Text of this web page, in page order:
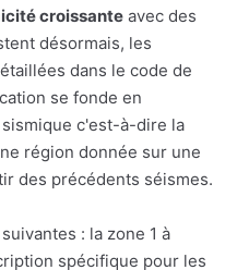
croissante avec des
désormais, les
dans le code de
se fonde en
c'est-à-dire la
région donnée sur une
des précédents séismes.
: la zone 1 à
spécifique pour les